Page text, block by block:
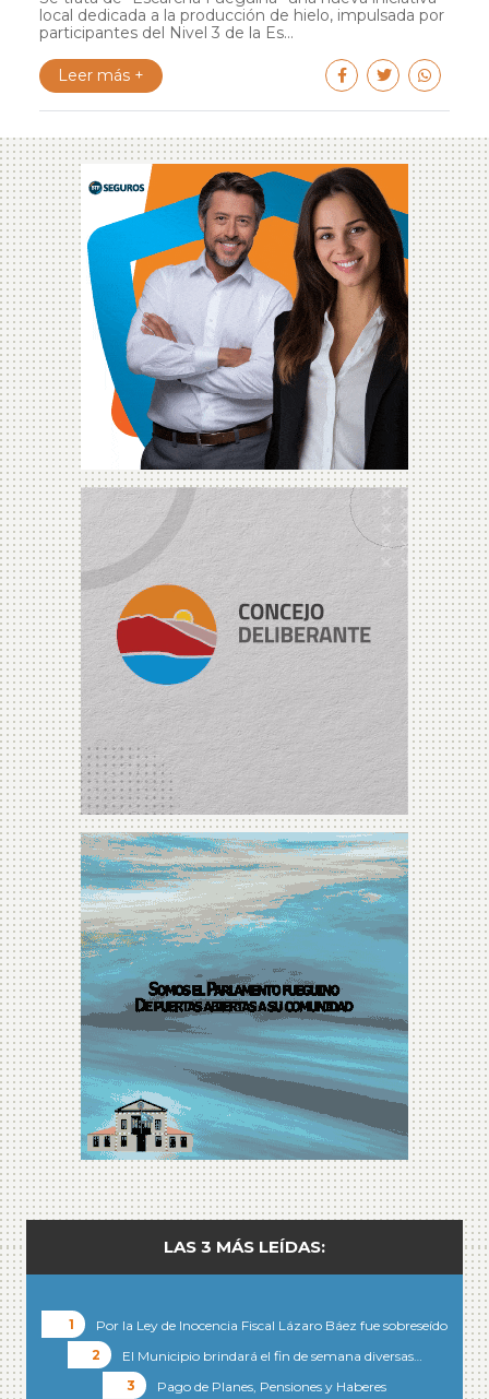
local dedicada a la producción de hielo, impulsada por
participantes del Nivel 3 de la Es...
Leer más +
LAS 3 MÁS LEÍDAS:
Por la Ley de Inocencia Fiscal Lázaro Báez fue sobreseído
El Municipio brindará el fin de semana diversas…
Pago de Planes, Pensiones y Haberes